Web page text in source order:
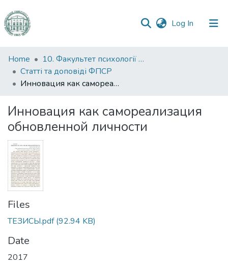
Log In (current)
Communities
&
Collections
Statistics
Home
10. Факультет психології та соціальної роботи
Статті та доповіді ФПСР
Инновация как самореализация обновленной личности
Инновация как самореализация
обновленной личности
Files
ТЕЗИСЫ.pdf(92.94 KB)
Date
2017